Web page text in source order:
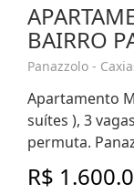
BAIRRO
Panazzolo -
Apartamento
suítes ), 3
permuta.
R$